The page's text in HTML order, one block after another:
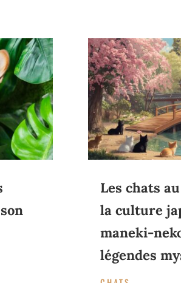
Les chats
la culture
maneki-
légendes